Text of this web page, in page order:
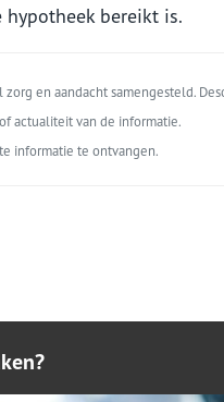
bereikt is.
en aandacht samengesteld.
actualiteit van de informatie.
informatie te ontvangen.